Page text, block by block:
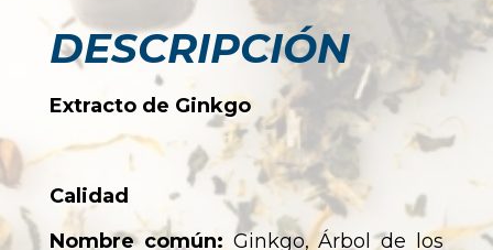
DESCRIPCIÓN
Extracto de Ginkgo
Calidad
Nombre común: Ginkgo, Árbol de los